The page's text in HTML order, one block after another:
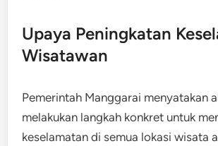
Upaya Peningkatan
Wisatawan
Pemerintah Manggarai menyatakan
melakukan langkah konkret untuk
keselamatan di semua lokasi wisata